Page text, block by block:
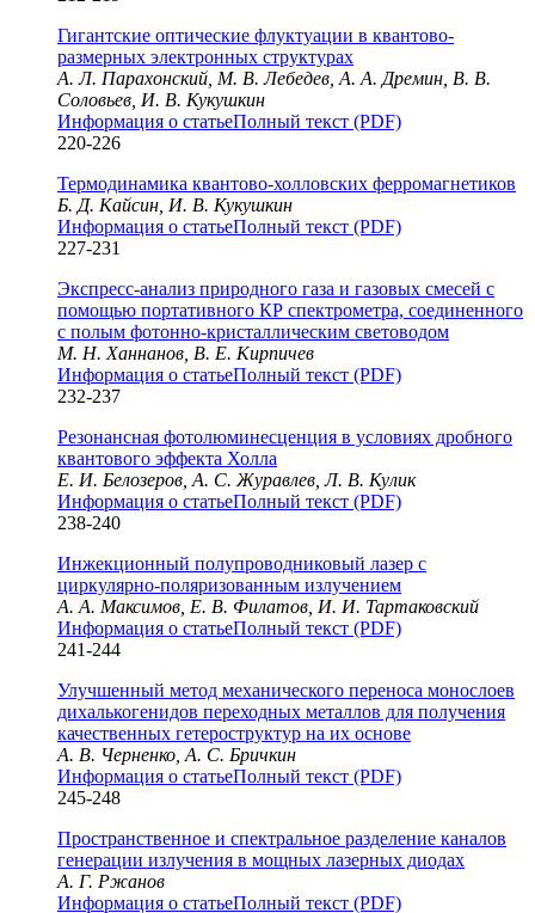
Гигантские оптические флуктуации в квантово-
размерных электронных структурах
А. Л. Парахонский, М. В. Лебедев, А. А. Дремин, В. В.
Соловьев, И. В. Кукушкин
Информация о статьеПолный текст (PDF)
220-226
Термодинамика квантово-холловских ферромагнетиков
Б. Д. Кайсин, И. В. Кукушкин
Информация о статьеПолный текст (PDF)
227-231
Экспресс-анализ природного газа и газовых смесей с
помощью портативного КР спектрометра, соединенного
с полым фотонно-кристаллическим световодом
М. Н. Ханнанов, В. Е. Кирпичев
Информация о статьеПолный текст (PDF)
232-237
Резонансная фотолюминесценция в условиях дробного
квантового эффекта Холла
Е. И. Белозеров, А. С. Журавлев, Л. В. Кулик
Информация о статьеПолный текст (PDF)
238-240
Инжекционный полупроводниковый лазер с
циркулярно-поляризованным излучением
А. А. Максимов, Е. В. Филатов, И. И. Тартаковский
Информация о статьеПолный текст (PDF)
241-244
Улучшенный метод механического переноса монослоев
дихалькогенидов переходных металлов для получения
качественных гетероструктур на их основе
А. В. Черненко, А. С. Бричкин
Информация о статьеПолный текст (PDF)
245-248
Пространственное и спектральное разделение каналов
генерации излучения в мощных лазерных диодах
А. Г. Ржанов
Информация о статьеПолный текст (PDF)